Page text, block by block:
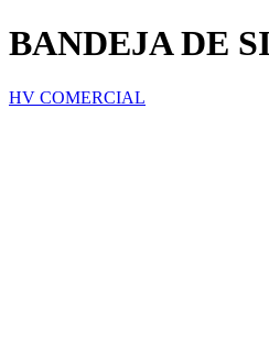
BANDEJA DE
HV COMERCIAL